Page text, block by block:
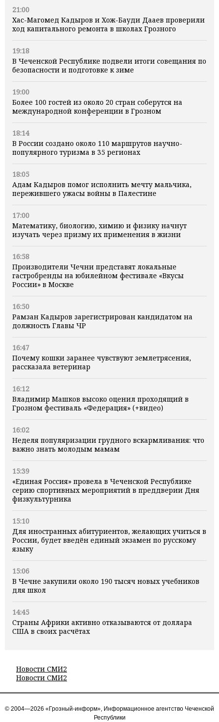
21:00
Хас-Магомед Кадыров и Хож-Бауди Дааев проверили
ход капитального ремонта в школах Грозного
19:18
В Чеченской Республике подвели итоги совещания по
безопасности и подготовке к зиме
19:00
Более 100 гостей из около 20 стран соберутся на
международной конференции в Грозном
18:14
В России создано около 110 маршрутов научно-
популярного туризма в 35 регионах
18:05
Адам Кадыров помог исполнить мечту мальчика,
пережившего ужасы войны в Палестине
17:00
Математику, биологию, химию и физику начнут
изучать через призму их применения в жизни
16:58
Производители Чечни представят локальные
гастробренды на юбилейном фестивале «Вкусы
России» в Москве
16:50
Рамзан Кадыров зарегистрирован кандидатом на
должность Главы ЧР
16:47
Почему кошки заранее чувствуют землетрясения,
рассказала ветеринар
16:12
Владимир Машков высоко оценил проходящий в
Грозном фестиваль «Федерация» (+видео)
16:02
Неделя популяризации грудного вскармливания: что
важно знать молодым мамам
15:39
«Единая Россия» провела в Чеченской Республике
серию спортивных мероприятий в преддверии Дня
физкультурника
15:10
Для иностранных абитуриентов, желающих учиться в
России, будет введён единый экзамен по русскому
языку
15:06
В Чечне закупили около 190 тысяч новых учебников
для школ
14:45
Страны Африки активно отказываются от доллара
США в своих расчётах
Новости СМИ2
Новости СМИ2
© 2004—2026 «Грозный-информ», Информационное агентство Чеченской
Республики